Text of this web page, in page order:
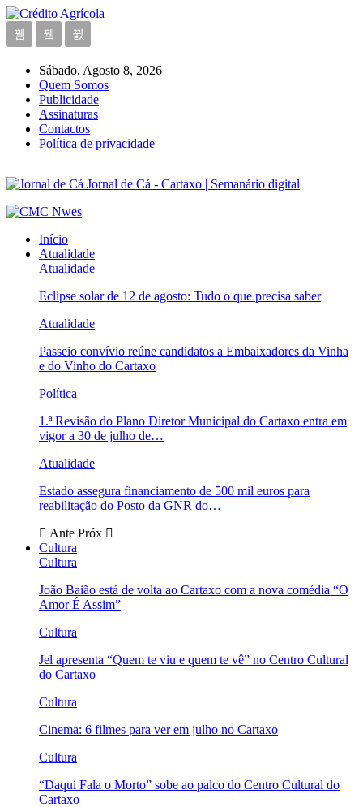
Sábado, Agosto 8, 2026
Quem Somos
Publicidade
Assinaturas
Contactos
Política de privacidade
Jornal de Cá - Cartaxo | Semanário digital
Início
Atualidade
Atualidade
Eclipse solar de 12 de agosto: Tudo o que precisa saber
Atualidade
Passeio convívio reúne candidatos a Embaixadores da Vinha
e do Vinho do Cartaxo
Política
1.ª Revisão do Plano Diretor Municipal do Cartaxo entra em
vigor a 30 de julho de…
Atualidade
Estado assegura financiamento de 500 mil euros para
reabilitação do Posto da GNR do…
Ante Próx
Cultura
Cultura
João Baião está de volta ao Cartaxo com a nova comédia “O
Amor É Assim”
Cultura
Jel apresenta “Quem te viu e quem te vê” no Centro Cultural
do Cartaxo
Cultura
Cinema: 6 filmes para ver em julho no Cartaxo
Cultura
“Daqui Fala o Morto” sobe ao palco do Centro Cultural do
Cartaxo